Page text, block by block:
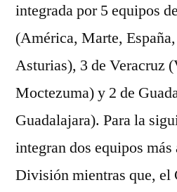
integrada por 5 equipos
(América, Marte,
Asturias), 3 de Veracruz
Moctezuma) y 2 de
Guadalajara). Para la
integran dos equipos más
División mientras que,